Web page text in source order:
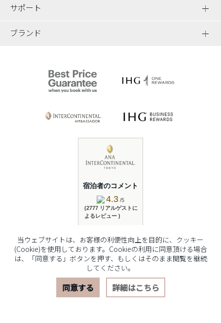
レストラン予約 おすすめプラン
サポート
ブランド
宿泊者のコメント
4.3 /5
(2777 リアルゲストに
よるレビュー )
© 2026 The Hotelier Group Akasaka K.K.
当ウェブサイトは、お客様の利便性向上を目的に、クッキー
(Cookie)を使用しております。Cookieの利用に同意頂ける場合
は、「同意する」ボタンを押す、もしくはそのまま閲覧を継続
してください。
同意する 詳細はこちら